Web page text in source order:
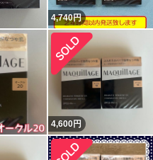
4,740円
4,600円